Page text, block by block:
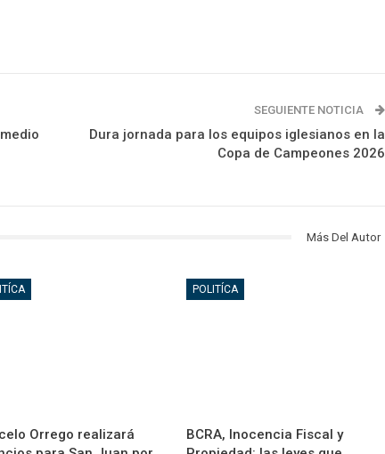
SEGUIENTE NOTICIA
Dura jornada para los equipos iglesianos en la
Copa de Campeones 2026
Más Del Autor
Orrego realizará
POLITÍCA
BCRA, Inocencia Fiscal y